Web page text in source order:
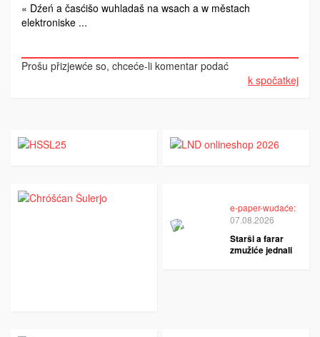
« Dźeń a časćišo wuhladaš na wsach a w městach
elektroniske ...
Prošu přizjewće so, chceće-li komentar podać
k spočatkej
e-paper-wudaće:
07.08.2026
Starši a farar
zmužiće jednali